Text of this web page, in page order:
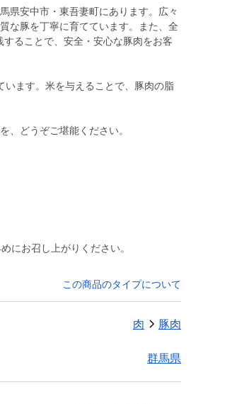
県安中市・東吾妻町にあります。広々
な豚を丁寧に育てています。また、全
ることで、安全・安心な豚肉をお客
います。米を与えることで、豚肉の脂
、どうぞご堪能ください。
にお召し上がりください。
この商品のタイプについて
肉 豚肉
群馬県